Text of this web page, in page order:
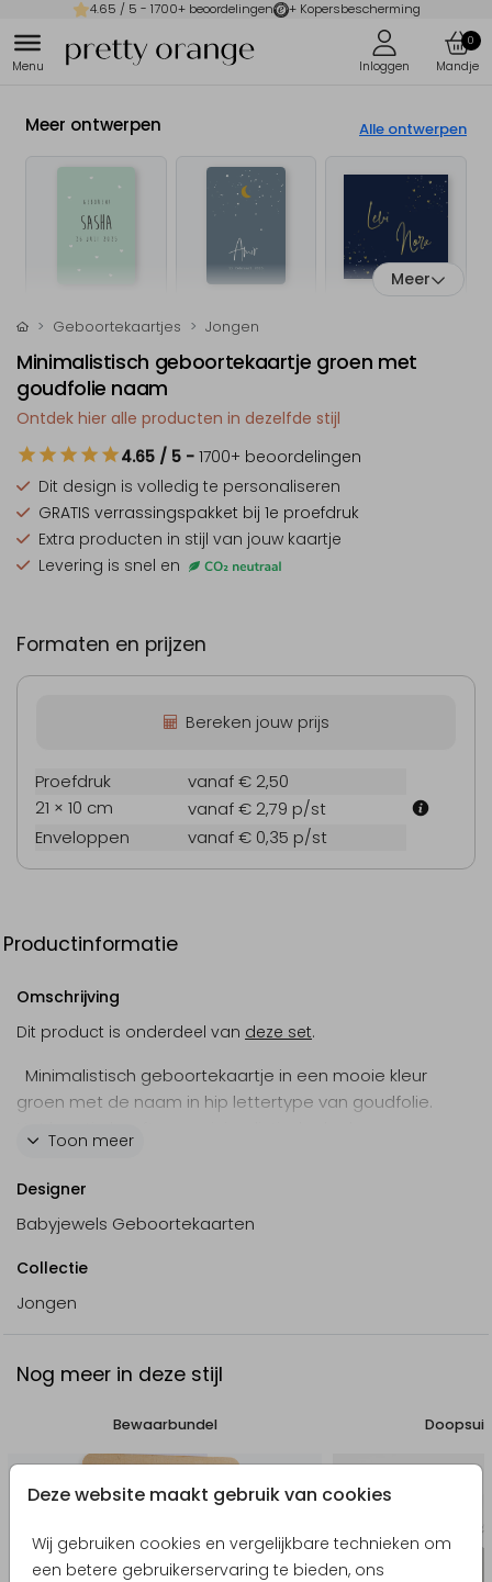
4.65 / 5 - 1700+ beoordelingen + Kopersbescherming
0
Deze website maakt gebruik van cookies
Wij gebruiken cookies en vergelijkbare technieken om
een betere gebruikerservaring te bieden, ons
Meer ontwerpen Alle ontwerpen
Meer
Geboortekaartjes Jongen
Minimalistisch geboortekaartje groen met
goudfolie naam
Ontdek hier alle producten in dezelfde stijl
4.65 / 5 - 1700+ beoordelingen
Dit design is volledig te personaliseren
GRATIS verrassingspakket bij 1e proefdruk
Extra producten in stijl van jouw kaartje
Levering is snel en
Formaten en prijzen
Bereken jouw prijs
Proefdruk
vanaf € 2,50
21 × 10 cm
vanaf € 2,79 p/st
Enveloppen
vanaf € 0,35 p/st
Productinformatie
Omschrijving
Dit product is onderdeel van deze set.
Minimalistisch geboortekaartje in een mooie kleur
groen met de naam in hip lettertype van goudfolie.
oogt speels door de verfspetters en het hartje.
Toon meer
Designer
Babyjewels Geboortekaarten
Collectie
Jongen
Nog meer in deze stijl
Bewaarbundel